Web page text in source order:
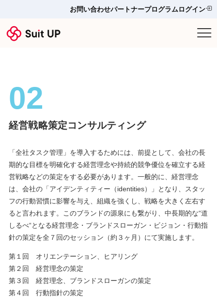
他ツールとの比較＆選び方
導入事例
お役立ち情報
お問い合わせ
ログイン
スーツアップを無料ではじめる▶
お問い合わせパートナープログラムログイン
02
経営戦略策定コンサルティング
「全社タスク管理」を導入するためには、前提として、会社の長
期的な目標を明確化する経営理念や持続的競争優位を確立する経
営戦略などの策定をする必要があります。一般的に、経営理念
は、会社の「アイデンティティー（identities）」となり、スタッ
フの行動習慣に影響を与え、組織を強くし、戦略を大きく左右す
ると言われます。このブランドの源泉にも繋がり、中長期的な“道
しるべ“となる経営理念・ブランドスローガン・ビジョン・行動指
針の策定を全７回のセッション（約３ヶ月）にて実施します。
第１回 オリエンテーション、ヒアリング
第２回 経営理念の策定
第３回 経営理念、ブランドスローガンの策定
第４回 行動指針の策定